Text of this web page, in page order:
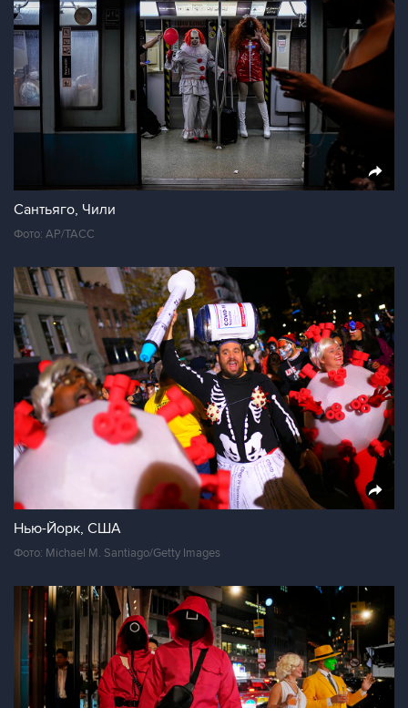
Сантьяго, Чили
Фото: AP/ТАСС
Нью-Йорк, США
Фото: Michael M. Santiago/Getty Images